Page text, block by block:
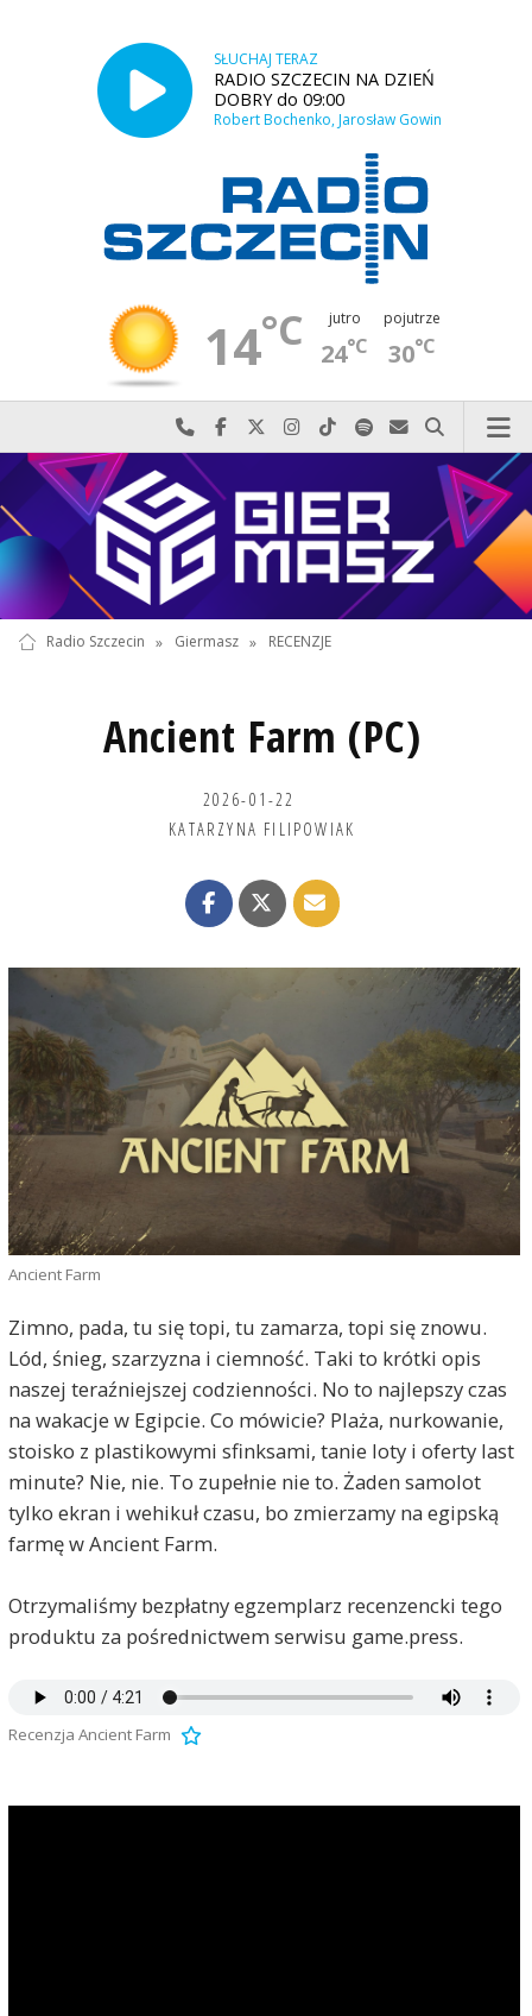
SŁUCHAJ TERAZ
RADIO SZCZECIN NA DZIEŃ
DOBRY do 09:00
Robert Bochenko, Jarosław Gowin
14°C jutro
24°C
pojutrze
30°C
Najlepiej po prostu do nas zadzwoń
Odwiedź nas na Facebook-u
Odwiedź nas na X
Odwiedź nas na Instagram-ie
Odwiedź nas na TikTok-u
Szukaj nas na Spotify
Wyślij do nas
Szukaj
Radio Szczecin » Giermasz » RECENZJE
Ancient Farm (PC)
2026-01-22
KATARZYNA FILIPOWIAK
Ancient Farm
Zimno, pada, tu się topi, tu zamarza, topi się znowu.
Lód, śnieg, szarzyzna i ciemność. Taki to krótki opis
naszej teraźniejszej codzienności. No to najlepszy czas
na wakacje w Egipcie. Co mówicie? Plaża, nurkowanie,
stoisko z plastikowymi sfinksami, tanie loty i oferty last
minute? Nie, nie. To zupełnie nie to. Żaden samolot
tylko ekran i wehikuł czasu, bo zmierzamy na egipską
farmę w Ancient Farm.
Otrzymaliśmy bezpłatny egzemplarz recenzencki tego
produktu za pośrednictwem serwisu game.press.
Recenzja Ancient Farm